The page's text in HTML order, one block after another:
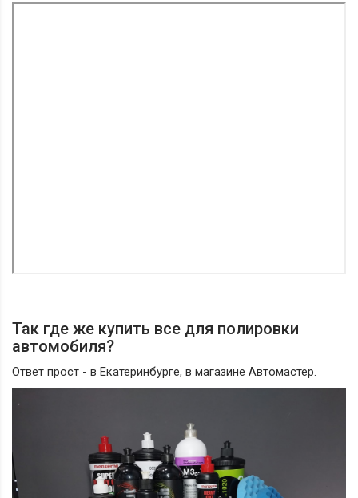
Так где же купить все для полировки
автомобиля?
Ответ прост - в Екатеринбурге, в магазине Автомастер.